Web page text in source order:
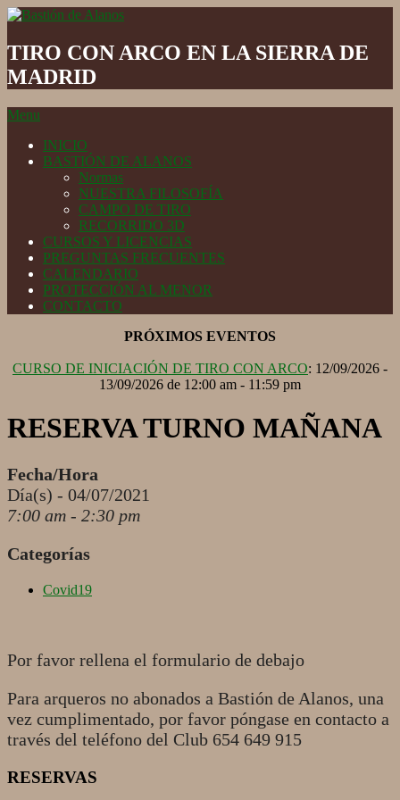
Skip
content
de
Alanos
TIRO CON ARCO EN LA SIERRA DE
MADRID
Secondary
Menu
Menu
INICIO
BASTIÓN DE ALANOS
Normas
NUESTRA FILOSOFÍA
CAMPO DE TIRO
RECORRIDO 3D
CURSOS Y LICENCIAS
PREGUNTAS FRECUENTES
CALENDARIO
PROTECCIÓN AL MENOR
CONTACTO
PRÓXIMOS EVENTOS
CURSO DE INICIACIÓN DE TIRO CON ARCO: 12/09/2026 -
13/09/2026 de 12:00 am - 11:59 pm
RESERVA TURNO MAÑANA
Fecha/Hora
Día(s) - 04/07/2021
7:00 am - 2:30 pm
Categorías
Covid19
Por favor rellena el formulario de debajo
Para arqueros no abonados a Bastión de Alanos, una
vez cumplimentado, por favor póngase en contacto a
través del teléfono del Club 654 649 915
RESERVAS